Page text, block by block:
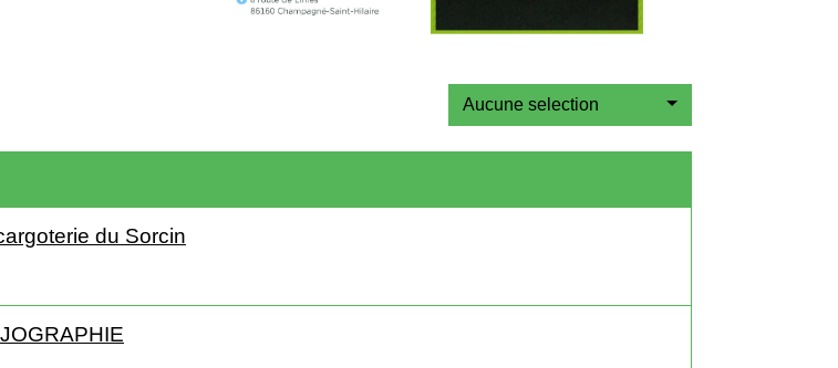
Aucune selection
du Sorcin